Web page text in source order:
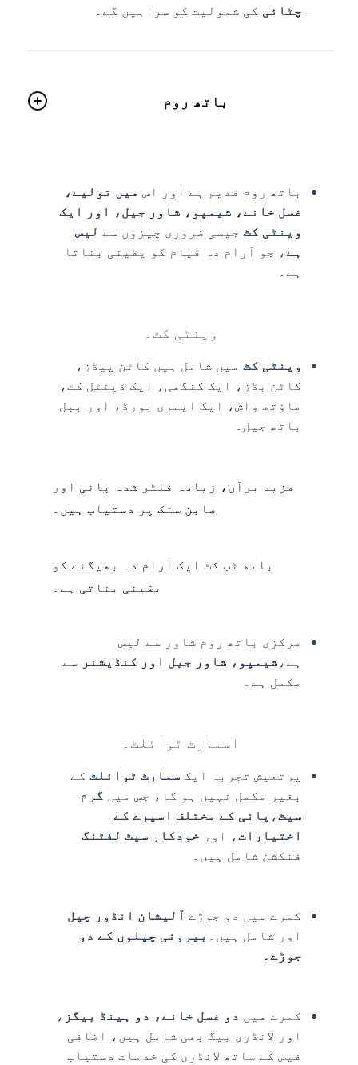
چٹائی کی شمولیت کو سراہیں گے۔
باتھ روم
باتھ روم قدیم ہے اور اس میں تولیے،
غسل خانے، شیمپو، شاور جیل، اور ایک
وینٹی کٹ جیسی ضروری چیزوں سے لیس
ہے، جو آرام دہ قیام کو یقینی بناتا
ہے۔
وینٹی کٹ۔
وینٹی کٹ میں شامل ہیں کاٹن پیڈز،
کاٹن بڈز، ایک کنگھی، ایک ڈینٹل کٹ،
ماؤتھ واش، ایک ایمری بورڈ، اور ببل
باتھ جیل۔
مزید برآں، زیادہ فلٹر شدہ پانی اور
صابن سنک پر دستیاب ہیں۔
باتھ ٹب کٹ ایک آرام دہ بھیگنے کو
یقینی بناتی ہے۔
مرکزی باتھ روم شاور سے لیس
ہے،شیمپو، شاور جیل اور کنڈیشنر سے
مکمل ہے۔
اسمارٹ ٹوائلٹ۔
پرتعیش تجربہ ایکسمارٹ ٹوائلٹ کے
بغیر مکمل نہیں ہو گا، جس میں گرم
سیٹ، پانی کے مختلف اسپرے کے
اختیارات، اور خودکار سیٹ لفٹنگ
فنکشن شامل ہیں۔
کمرے میں دو جوڑے آلیشان انڈور چپل
اور شامل ہیں۔ بیرونی چپلوں کے دو
جوڑے۔
کمرے میں دو غسل خانے، دو ہینڈ بیگز ،
اور لانڈری بیگ بھی شامل ہیں، اضافی
فیس کے ساتھ لانڈری کی خدمات دستیاب